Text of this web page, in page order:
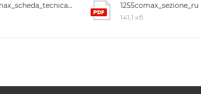
1255comax_scheda_tecnica_ru 1255comax_sezione_ru
141,1 кб